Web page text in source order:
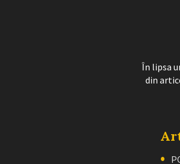
În lipsa
din